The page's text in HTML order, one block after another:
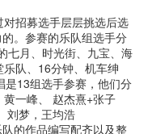
招募选手层层挑选后选
。参赛的乐队组选手分
七月、时光街、九宝、海
队、16分钟、机车绅
是13组选手参赛，他们分
一峰、 赵杰熹+张子
刘梦，王均浩
的作品编写配齐以及整